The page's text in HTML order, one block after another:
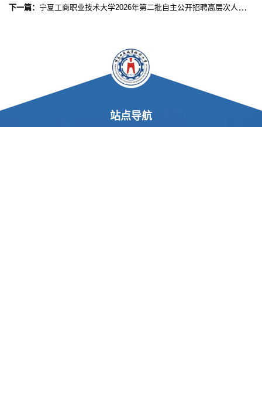
下一篇： 宁夏工商职业技术大学2026年第二批自主公开招聘高层次人才公告
站点导航